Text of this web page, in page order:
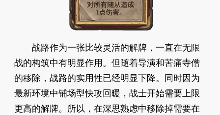
战路作为一张比较灵活的解牌，一直在无限
战的构筑中有明显作用。但随着导演和苦痛寺僧
的移除，战路的实用性已经明显下降。同时因为
最新环境中铺场型快攻回暖，战士开始需要上限
更高的解牌。所以，在深思熟虑中移除掉需要在